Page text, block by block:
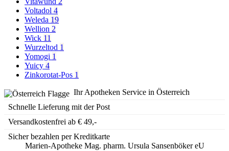
Voltadol 4
Weleda 19
Wellion 2
Wick 11
Wurzeltod 1
Yomogi 1
Yuicy 4
Zinkorotat-Pos 1
Ihr Apotheken Service in Österreich
Schnelle Lieferung mit der Post
Versandkostenfrei ab € 49,-
Sicher bezahlen per Kreditkarte
Marien-Apotheke Mag. pharm. Ursula Sansenböker eU